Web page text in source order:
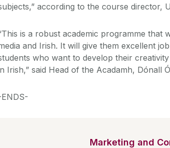
according to the course director,
is a robust academic programme that
and Irish. It will give them excellent
who want to develop their
Irish,” said Head of the Acadamh, Dónall
Marketing and